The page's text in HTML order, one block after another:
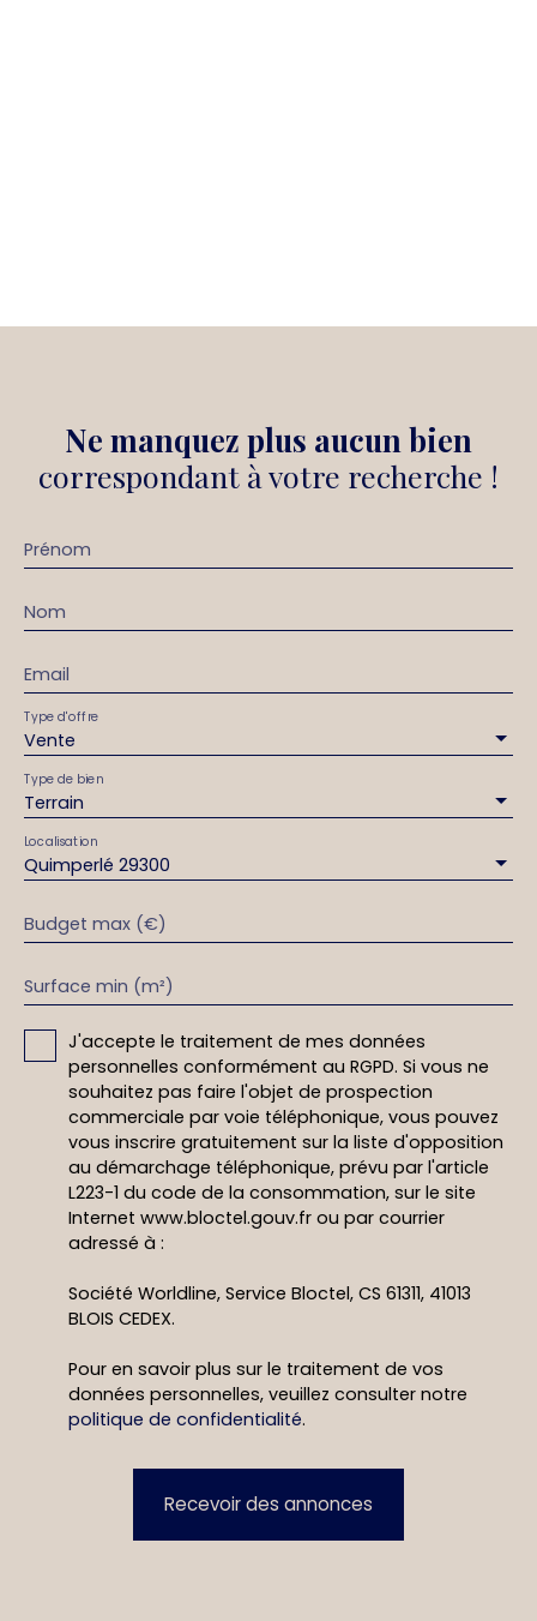
Ne manquez plus aucun bien
correspondant à votre recherche !
Prénom
Nom
Email
Vente
Type d'offre
Terrain
Type de bien
Quimperlé 29300
Localisation
Budget max (€)
Surface min (m²)
J'accepte le traitement de mes données
personnelles conformément au RGPD. Si vous ne
souhaitez pas faire l'objet de prospection
commerciale par voie téléphonique, vous pouvez
vous inscrire gratuitement sur la liste d'opposition
au démarchage téléphonique, prévu par l'article
L223-1 du code de la consommation, sur le site
Internet www.bloctel.gouv.fr ou par courrier
adressé à :
Société Worldline, Service Bloctel, CS 61311, 41013
BLOIS CEDEX.
Pour en savoir plus sur le traitement de vos
données personnelles, veuillez consulter notre
politique de confidentialité.
Recevoir des annonces